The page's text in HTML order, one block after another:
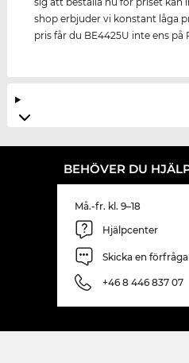
shop erbjuder vi konstant låga
pris får du BE4425U inte ens på
BEHÖVER DU
Må.-fr. kl. 9–18
Hjälpcenter
Skicka en
+46 8 446 837 07